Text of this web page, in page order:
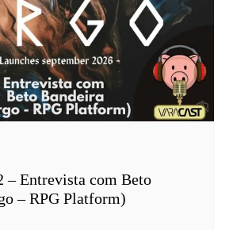
– Entrevista com Beto
– RPG Platform)